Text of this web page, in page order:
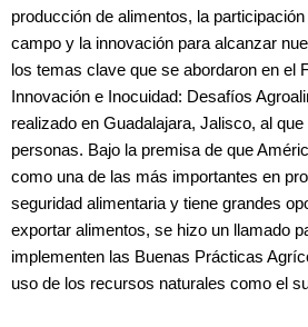
producción de alimentos, la
campo y la innovación para alcanzar
los temas clave que se abordaron en el
Innovación e Inocuidad: Desafíos
realizado en Guadalajara, Jalisco, al
personas. Bajo la premisa de que
como una de las más importantes en
seguridad alimentaria y tiene grandes
exportar alimentos, se hizo un llamado
implementen las Buenas Prácticas
uso de los recursos naturales como el